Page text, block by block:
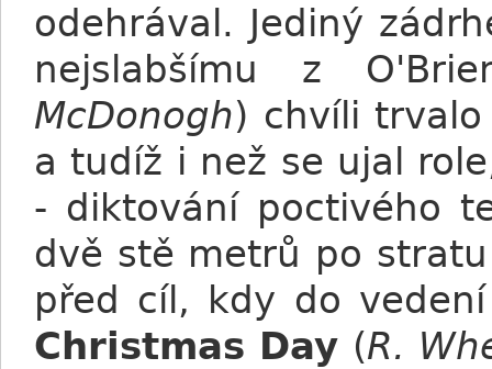
odehrával. Jediný
nejslabšímu z
McDonogh) chvíli
a tudíž i než se ujal
- diktování poctivého
dvě stě metrů po
před cíl, kdy do
Christmas Day (R.